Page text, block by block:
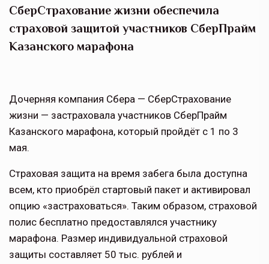
СберСтрахование жизни обеспечила
страховой защитой участников СберПрайм
Казанского марафона
Дочерняя компания Сбера — СберСтрахование
жизни — застраховала участников СберПрайм
Казанского марафона, который пройдёт с 1 по 3
мая.
Страховая защита на время забега была доступна
всем, кто приобрёл стартовый пакет и активировал
опцию «застраховаться». Таким образом, страховой
полис бесплатно предоставлялся участнику
марафона. Размер индивидуальной страховой
защиты составляет 50 тыс. рублей и